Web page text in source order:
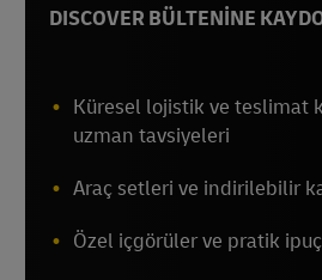
DISCOVER BÜLTENİNE
Küresel lojistik ve teslimat
uzman tavsiyeleri
Araç setleri ve indirilebilir
Özel içgörüler ve pratik